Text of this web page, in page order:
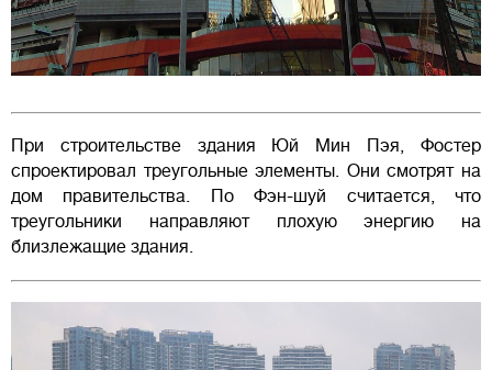
При строительстве здания Юй Мин Пэя, Фостер
спроектировал треугольные элементы. Они смотрят на
дом правительства. По Фэн-шуй считается, что
треугольники направляют плохую энергию на
близлежащие здания.